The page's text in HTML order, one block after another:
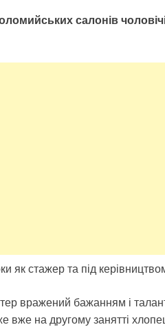
салонів
як стажер та під
вражений бажанням і
вже на другому занятті